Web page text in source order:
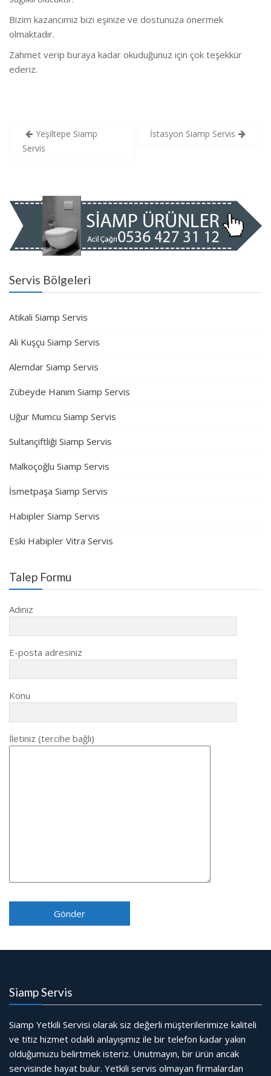
Bizim kazancımız bizi eşinize ve dostunuza önermek
olmaktadır.
Zahmet verip buraya kadar okuduğunuz için çok teşekkür
ederiz.
Yazı
gezinmesi
Yeşiltepe Siamp
Servis
İstasyon Siamp Servis
Servis Bölgeleri
Atikali Siamp Servis
Ali Kuşçu Siamp Servis
Alemdar Siamp Servis
Zübeyde Hanım Siamp Servis
Uğur Mumcu Siamp Servis
Sultançiftliği Siamp Servis
Malkoçoğlu Siamp Servis
İsmetpaşa Siamp Servis
Habipler Siamp Servis
Eski Habipler Vitra Servis
Talep Formu
Adınız
E-posta adresiniz
Konu
İletiniz (tercihe bağlı)
Siamp Servis
Siamp Yetkili Servisi olarak siz değerli müşterilerimize kaliteli
ve titiz hizmet odaklı anlayışımız ile bir telefon kadar yakın
olduğumuzu belirtmek isteriz. Unutmayın, bir ürün ancak
servisinde hayat bulur. Yetkili servis olmayan firmalardan